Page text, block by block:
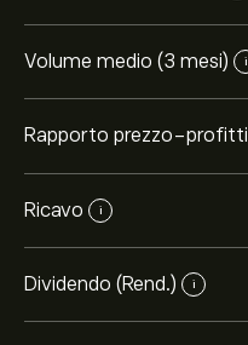
Volume medio (3 mesi) i
Rapporto prezzo-profitti
Ricavo i
Dividendo (Rend.) i